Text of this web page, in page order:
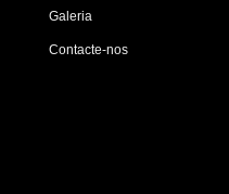
Contacte-nos
Galeria